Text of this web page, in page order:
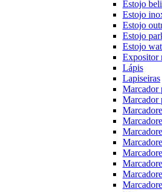
Estojo
Estojo
Estojo
Estojo
Estojo
Expositor
Lápis
Lapiseiras
Marcador
Marcador